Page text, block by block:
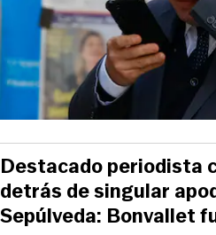
Destacado periodista
detrás de singular
Sepúlveda: Bonvallet